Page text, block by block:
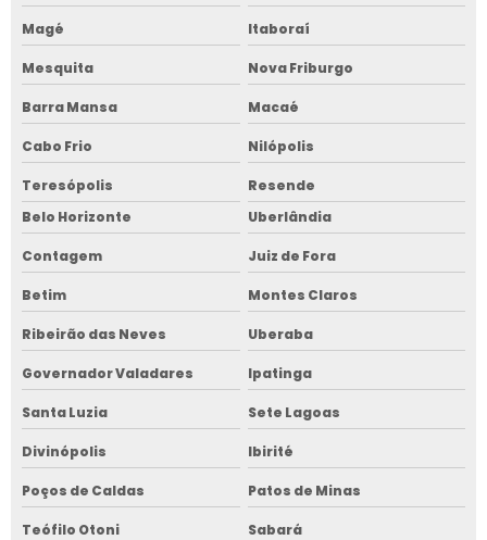
Magé Itaboraí
Mesquita Nova Friburgo
Barra Mansa Macaé
Cabo Frio Nilópolis
Teresópolis
Resende
Belo Horizonte
Uberlândia
Contagem Juiz de Fora
Betim Montes Claros
Ribeirão das Neves Uberaba
Governador Valadares Ipatinga
Santa Luzia Sete Lagoas
Divinópolis Ibirité
Poços de Caldas Patos de Minas
Teófilo Otoni Sabará